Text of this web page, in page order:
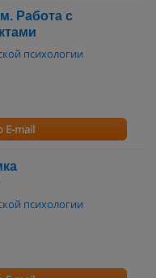
Работа с
психологии
E-mail
психологии